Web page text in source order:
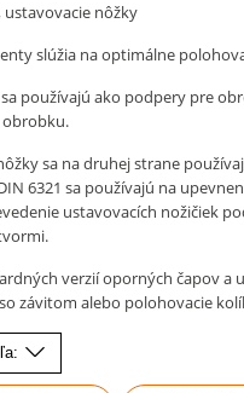
ustavovacie nôžky
slúžia na optimálne
používajú ako podpery pre
sa na druhej strane
6321 sa používajú na
ustavovacích nožičiek
verzií oporných čapov a
závitom alebo polohovacie